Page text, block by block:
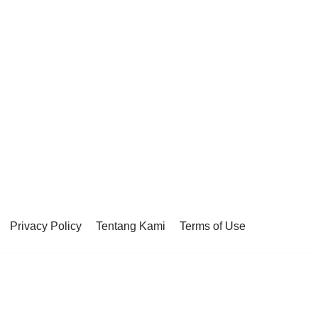
Privacy Policy Tentang Kami Terms of Use